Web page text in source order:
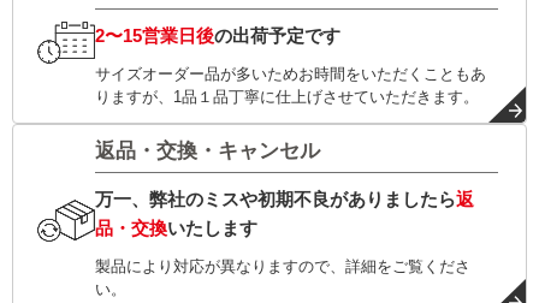
2〜15営業日後の出荷予定です
サイズオーダー品が多いためお時間をいただくこともあ
りますが、1品１品丁寧に仕上げさせていただきます。
返品・交換・キャンセル
万一、弊社のミスや初期不良がありましたら返
品・交換いたします
製品により対応が異なりますので、詳細をご覧くださ
い。